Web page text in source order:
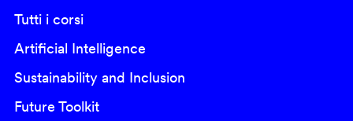
Tutti i corsi
Artificial Intelligence
Sustainability and Inclusion
Future Toolkit